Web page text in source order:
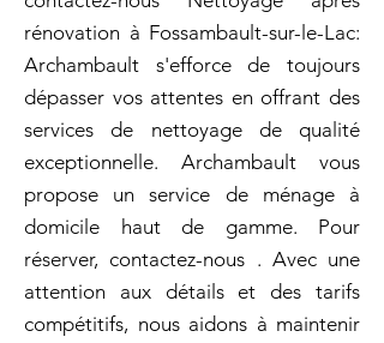
rénovation à Fossambault-sur-le-Lac:
Archambault s'efforce de toujours
dépasser vos attentes en offrant des
services de nettoyage de qualité
exceptionnelle. Archambault vous
propose un service de ménage à
domicile haut de gamme. Pour
réserver, contactez-nous . Avec une
attention aux détails et des tarifs
compétitifs, nous aidons à maintenir